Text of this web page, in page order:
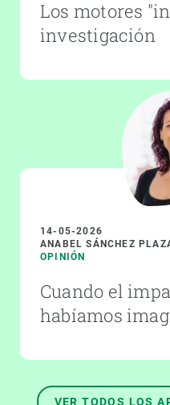
Los motores
investigación
14-05-2026
ANABEL SÁNCHEZ
OPINIÓN
Cuando el
habíamos
VER TODOS LOS